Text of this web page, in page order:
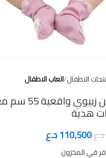
Click to
الاطفال العاب الاطفال
دمية من
هدية
د.ع110,500د.ع